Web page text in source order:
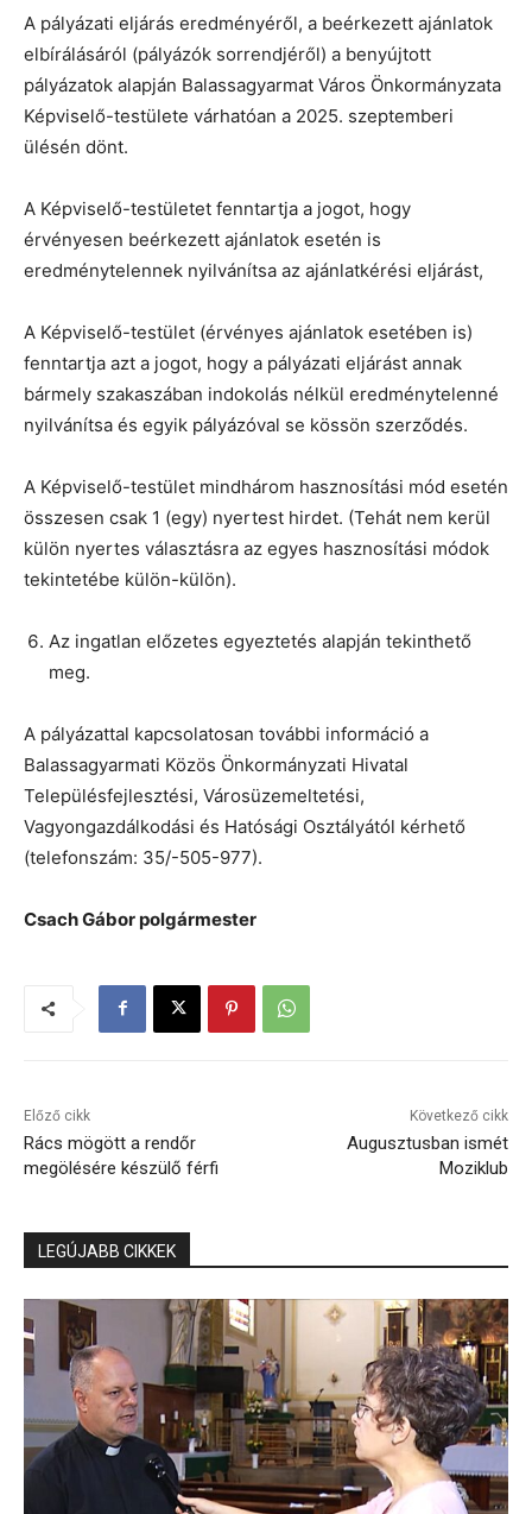
A pályázati eljárás eredményéről, a beérkezett ajánlatok
elbírálásáról (pályázók sorrendjéről) a benyújtott
pályázatok alapján Balassagyarmat Város Önkormányzata
Képviselő-testülete várhatóan a 2025. szeptemberi
ülésén dönt.
A Képviselő-testületet fenntartja a jogot, hogy
érvényesen beérkezett ajánlatok esetén is
eredménytelennek nyilvánítsa az ajánlatkérési eljárást,
A Képviselő-testület (érvényes ajánlatok esetében is)
fenntartja azt a jogot, hogy a pályázati eljárást annak
bármely szakaszában indokolás nélkül eredménytelenné
nyilvánítsa és egyik pályázóval se kössön szerződés.
A Képviselő-testület mindhárom hasznosítási mód esetén
összesen csak 1 (egy) nyertest hirdet. (Tehát nem kerül
külön nyertes választásra az egyes hasznosítási módok
tekintetébe külön-külön).
Az ingatlan előzetes egyeztetés alapján tekinthető
meg.
A pályázattal kapcsolatosan további információ a
Balassagyarmati Közös Önkormányzati Hivatal
Településfejlesztési, Városüzemeltetési,
Vagyongazdálkodási és Hatósági Osztályától kérhető
(telefonszám: 35/-505-977).
Csach Gábor polgármester
Előző cikk
Rács mögött a rendőr
megölésére készülő férfi
Következő cikk
Augusztusban ismét
Moziklub
LEGÚJABB CIKKEK